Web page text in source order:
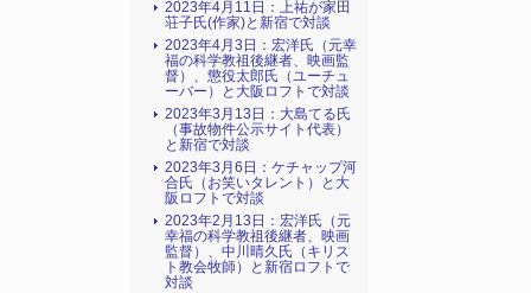
2023年4月11日：上祐が家田
荘子氏(作家)と新宿で対談
2023年4月3日：宏洋氏（元幸
福の科学教祖後継者、映画監
督）、懲役太郎氏（ユーチュ
ーバー）と大阪ロフトで対談
2023年3月13日：大島てる氏
（事故物件公示サイト代表）
と新宿で対談
2023年3月6日：ケチャップ河
合氏（お笑いタレント）と大
阪ロフトで対談
2023年2月13日：宏洋氏（元
幸福の科学教祖後継者、映画
監督）、中川晴久氏（キリス
ト教会牧師）と新宿ロフトで
対談